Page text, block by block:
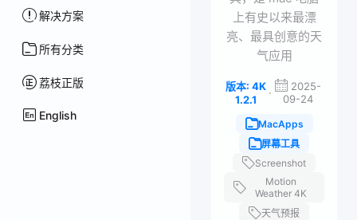
解决方案
所有分类
荔枝正版
English
上有史以来最漂
亮、最具创意的天
气应用
版本: 4K
1.2.1
·
2025-
09-24
MacApps
屏幕工具
Screenshot
Motion
Weather 4K
天气预报